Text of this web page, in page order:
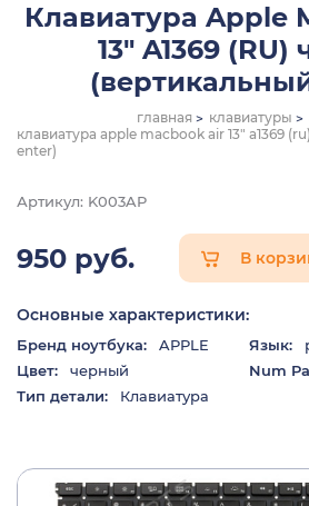
Клавиатура Apple
13" A1369 (RU)
главная клавиатуры
клавиатура apple macbook air 13" a1369
enter)
Артикул: K003AP
950 руб. В
Основные характеристики:
Бренд ноутбука: APPLE Язык:
Цвет:
черный Num
Тип детали:
Клавиатура